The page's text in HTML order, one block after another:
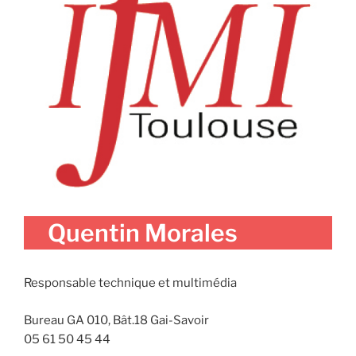
Quentin Morales
Responsable technique et multimédia
Bureau GA 010, Bât.18 Gai-Savoir
05 61 50 45 44